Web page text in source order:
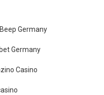
Germany
Germany
Casino